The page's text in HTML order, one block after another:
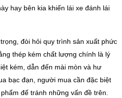
hay bên kia khiến lái xe đánh lái
đòi hỏi quy trình sản xuất phức
thép kém chất lượng chính là lý
kém, dẫn đến mài mòn và hư
bạc đạn, người mua cần đặc biệt
để tránh những vấn đề trên.